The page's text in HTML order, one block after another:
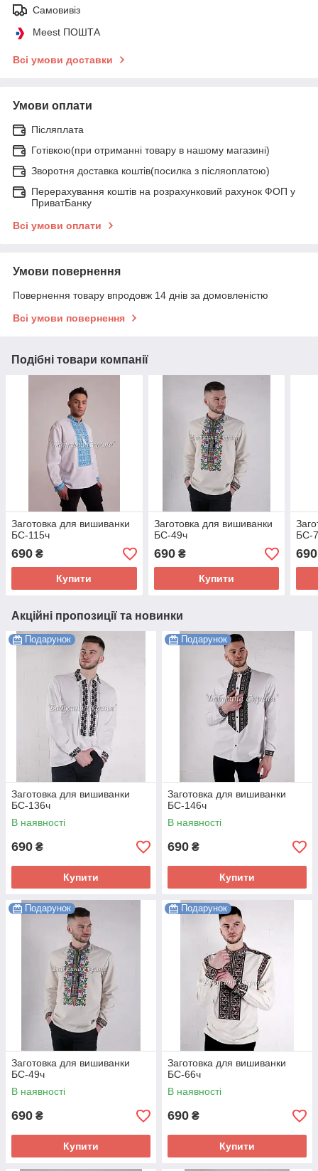
Самовивіз
Meest ПОШТА
Всі умови доставки
Умови оплати
Післяплата
Готівкою(при отриманні товару в нашому магазині)
Зворотня доставка коштів(посилка з післяоплатою)
Перерахування коштів на розрахунковий рахунок ФОП у
ПриватБанку
Всі умови оплати
Умови повернення
Повернення товару впродовж 14 днів за домовленістю
Всі умови повернення
Подібні товари компанії
Заготовка для вишиванки
БС-115ч
690 ₴
Купити
Заготовка для вишиванки
БС-49ч
690₴
Купити
БС-
690
Акційні пропозиції та новинки
Подарунок
Заготовка для вишиванки
БС-136ч
В наявності
690 ₴
Купити
Подарунок
Заготовка для вишиванки
БС-146ч
В наявності
690 ₴
Купити
Подарунок
Заготовка для вишиванки
БС-49ч
В наявності
690 ₴
Купити
Подарунок
Заготовка для вишиванки
БС-66ч
В наявності
690 ₴
Купити